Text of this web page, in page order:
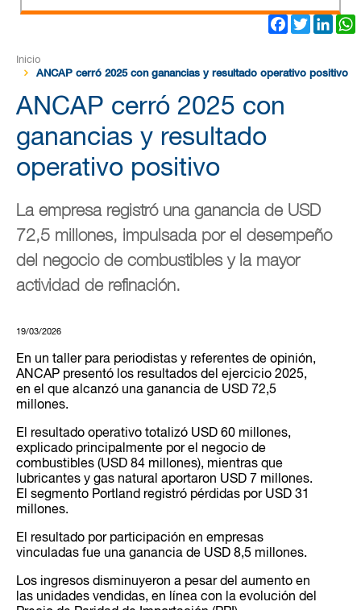
Facebook
Twitter
Inicio
ANCAP cerró 2025 con ganancias y resultado operativo positivo
ANCAP cerró 2025 con
ganancias y resultado
operativo positivo
La empresa registró una ganancia de USD
72,5 millones, impulsada por el desempeño
del negocio de combustibles y la mayor
actividad de refinación.
19/03/2026
En un taller para periodistas y referentes de opinión,
ANCAP presentó los resultados del ejercicio 2025,
en el que alcanzó una ganancia de USD 72,5
millones.
El resultado operativo totalizó USD 60 millones,
explicado principalmente por el negocio de
combustibles (USD 84 millones), mientras que
lubricantes y gas natural aportaron USD 7 millones.
El segmento Portland registró pérdidas por USD 31
millones.
El resultado por participación en empresas
vinculadas fue una ganancia de USD 8,5 millones.
Los ingresos disminuyeron a pesar del aumento en
las unidades vendidas, en línea con la evolución del